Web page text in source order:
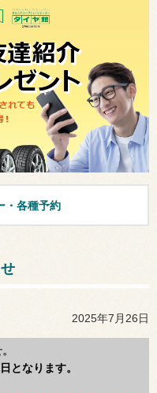
・各種予約
2025年7月26日
となります。